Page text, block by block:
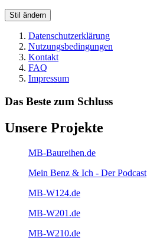
Stil ändern
Datenschutzerklärung
Nutzungsbedingungen
Kontakt
FAQ
Impressum
Das Beste zum Schluss
Unsere Projekte
MB-Baureihen.de
Mein Benz & Ich - Der Podcast
MB-W124.de
MB-W201.de
MB-W210.de